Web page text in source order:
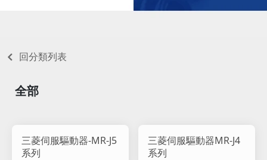
回分類列表
三菱伺服驅動器-MR-J5
系列
三菱伺服驅動器MR-J4
系列
全部